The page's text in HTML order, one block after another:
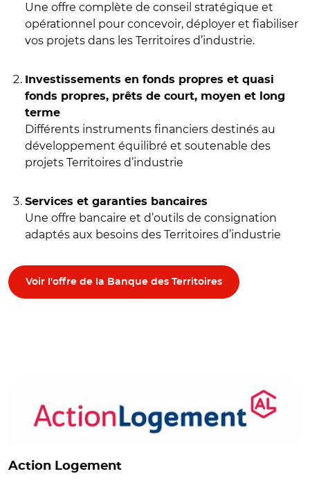
Une offre complète de conseil stratégique et
opérationnel pour concevoir, déployer et fiabiliser
vos projets dans les Territoires d’industrie.
Investissements en fonds propres et quasi
fonds propres, prêts de court, moyen et long
terme
Différents instruments financiers destinés au
développement équilibré et soutenable des
projets Territoires d’industrie
Services et garanties bancaires
Une offre bancaire et d’outils de consignation
adaptés aux besoins des Territoires d’industrie
Voir l'offre de la Banque des Territoires
Action Logement